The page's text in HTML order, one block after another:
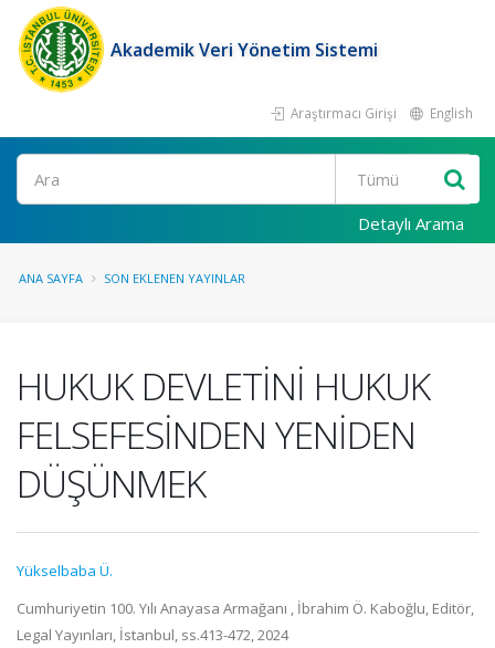
Akademik Veri Yönetim Sistemi
Araştırmacı Girişi English
Ara
Detaylı Arama
ANA SAYFA SON EKLENEN YAYINLAR
HUKUK DEVLETİNİ HUKUK
FELSEFESİNDEN YENİDEN
DÜŞÜNMEK
Yükselbaba Ü.
Cumhuriyetin 100. Yılı Anayasa Armağanı , İbrahim Ö. Kaboğlu, Editör,
Legal Yayınları, İstanbul, ss.413-472, 2024